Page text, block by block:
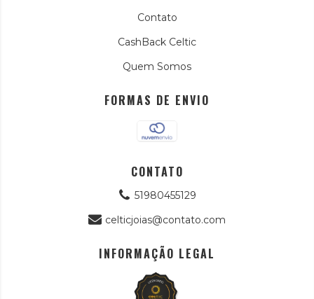
Contato
CashBack Celtic
Quem Somos
FORMAS DE ENVIO
CONTATO
51980455129
celticjoias@contato.com
INFORMAÇÃO LEGAL